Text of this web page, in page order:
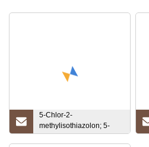
5-Chlor-2-
methylisothiazolon; 5-
Chlor-2-methyl-4-